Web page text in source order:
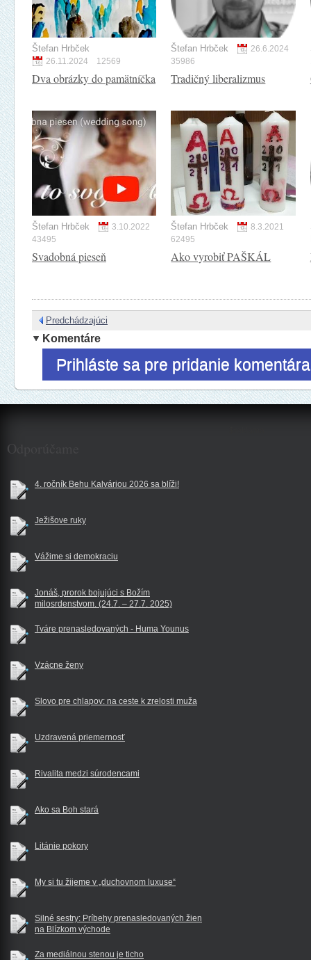
Štefan Hrbček
26.11.2024 12569
Dva obrázky do pamätníčka
Štefan Hrbček
26.6.2024
35986
Tradičný liberalizmus
Štefan Hrbček
3.10.2022
43495
Svadobná pieseň
Štefan Hrbček
8.3.2021
62495
Ako vyrobiť PAŠKÁL
Predchádzajúci
Komentáre
Prihláste sa pre pridanie komentára
Odporúčame
4. ročník Behu Kalváriou 2026 sa blíži!
Ježišove ruky
Vážime si demokraciu
Jonáš, prorok bojujúci s Božím
milosrdenstvom. (24.7. – 27.7. 2025)
Tváre prenasledovaných - Huma Younus
Vzácne ženy
Slovo pre chlapov: na ceste k zrelosti muža
Uzdravená priemernosť
Rivalita medzi súrodencami
Ako sa Boh stará
Litánie pokory
My si tu žijeme v „duchovnom luxuse“
Silné sestry: Príbehy prenasledovaných žien
na Blízkom východe
Za mediálnou stenou je ticho